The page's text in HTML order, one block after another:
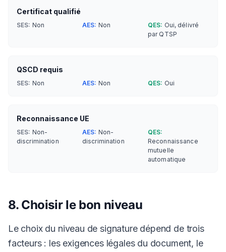
Certificat qualifié
SES: Non AES: Non QES: Oui, délivré
par QTSP
QSCD requis
SES: Non AES: Non QES: Oui
Reconnaissance UE
SES: Non-
discrimination
AES: Non-
discrimination
QES:
Reconnaissance
mutuelle
automatique
8. Choisir le bon niveau
Le choix du niveau de signature dépend de trois
facteurs : les exigences légales du document, le